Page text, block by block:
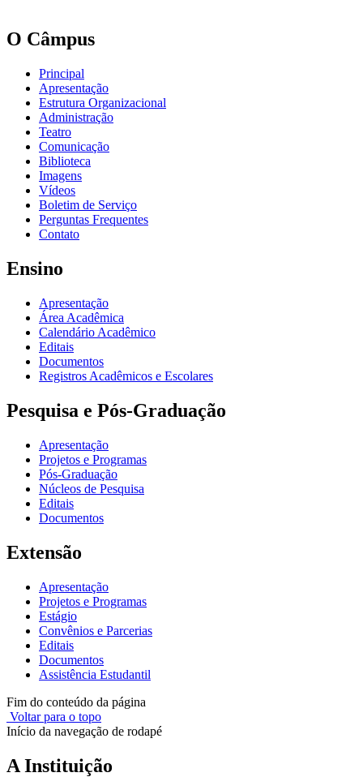
O Câmpus
Principal
Apresentação
Estrutura Organizacional
Administração
Teatro
Comunicação
Biblioteca
Imagens
Vídeos
Boletim de Serviço
Perguntas Frequentes
Contato
Ensino
Apresentação
Área Acadêmica
Calendário Acadêmico
Editais
Documentos
Registros Acadêmicos e Escolares
Pesquisa e Pós-Graduação
Apresentação
Projetos e Programas
Pós-Graduação
Núcleos de Pesquisa
Editais
Documentos
Extensão
Apresentação
Projetos e Programas
Estágio
Convênios e Parcerias
Editais
Documentos
Assistência Estudantil
Fim do conteúdo da página
Voltar para o topo
Início da navegação de rodapé
A Instituição